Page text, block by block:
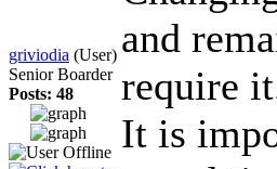
griviodia (User)
Senior Boarder
Posts: 48
and
require
It is